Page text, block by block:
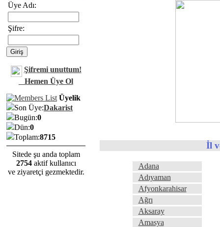
Üye Adı:
Şifre:
Şifremi unuttum!
Hemen Üye Ol
Üyelik
Son Üye:Dakarist
Bugün:0
Dün:0
Toplam:8715
Sitede şu anda toplam
2754aktif kullanıcı
ve ziyaretçi gezmektedir.
İl
Adana
Adıyaman
Afyonkarahisar
Ağrı
Aksaray
Amasya